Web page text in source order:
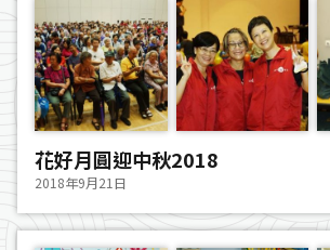
花好月圓迎中秋2018
2018年9月21日